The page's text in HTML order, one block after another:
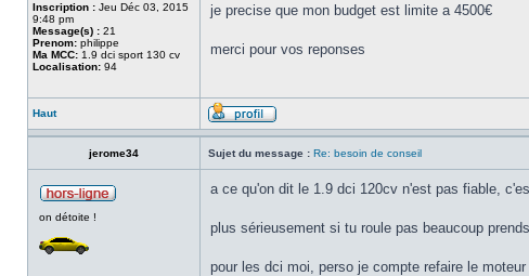
Inscription : Jeu Déc 03, 2015
9:48 pm
Message(s) : 21
Prenom: philippe
Ma MCC: 1.9 dci sport 130 cv
Localisation: 94
je precise que mon budget est limite a 4500€
merci pour vos reponses
Haut
jerome34 Sujet du message : Re: besoin de conseil
on détoite !
a ce qu'on dit le 1.9 dci 120cv n'est pas fiable,
plus sérieusement si tu roule pas beaucoup
pour les dci moi, perso je compte refaire le